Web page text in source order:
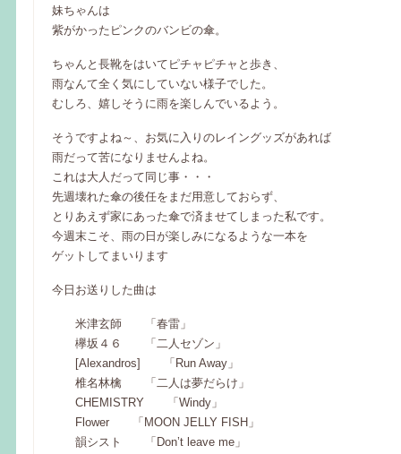
妹ちゃんは
紫がかったピンクのバンビの傘。
ちゃんと長靴をはいてピチャピチャと歩き、
雨なんて全く気にしていない様子でした。
むしろ、嬉しそうに雨を楽しんでいるよう。
そうですよね～、お気に入りのレイングッズがあれば
雨だって苦になりませんよね。
これは大人だって同じ事・・・
先週壊れた傘の後任をまだ用意しておらず、
とりあえず家にあった傘で済ませてしまった私です。
今週末こそ、雨の日が楽しみになるような一本を
ゲットしてまいります
今日お送りした曲は
米津玄師 「春雷」
欅坂４６ 「二人セゾン」
[Alexandros] 「Run Away」
椎名林檎 「二人は夢だらけ」
CHEMISTRY 「Windy」
Flower 「MOON JELLY FISH」
韻シスト 「Don’t leave me」